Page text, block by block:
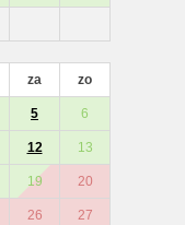
za zo
5 6
12 13
19 20
26 27